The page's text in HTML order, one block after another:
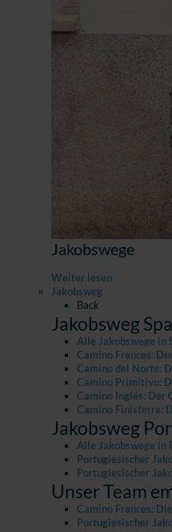
Jakobswege
Weiter lesen
Jakobsweg
Back
Jakobsweg
Alle Jakobswege in
Camino Frances:
Camino del Norte:
Camino Primitivo:
Camino Inglés: Der
Camino Finisterre:
Jakobsweg
Alle Jakobswege in
Portugiesischer
Portugiesischer
Unser Team
Camino Frances:
Portugiesischer